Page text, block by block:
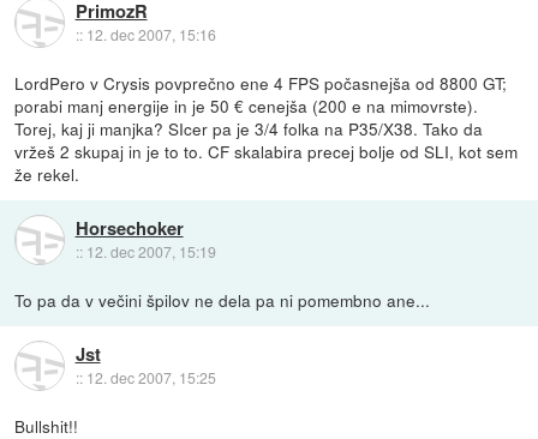
PrimozR
:: 12. dec 2007, 15:16
LordPero v Crysis povprečno ene 4 FPS počasnejša od 8800 GT;
porabi manj energije in je 50 € cenejša (200 e na mimovrste).
Torej, kaj ji manjka? SIcer pa je 3/4 folka na P35/X38. Tako da
vržeš 2 skupaj in je to to. CF skalabira precej bolje od SLI, kot sem
že rekel.
Horsechoker
:: 12. dec 2007, 15:19
To pa da v večini špilov ne dela pa ni pomembno ane...
Jst
:: 12. dec 2007, 15:25
Bullshit!!